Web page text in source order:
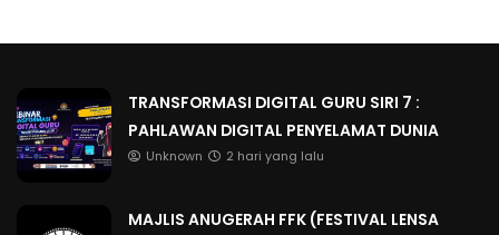
TRANSFORMASI DIGITAL GURU SIRI 7 :
PAHLAWAN DIGITAL PENYELAMAT DUNIA
Unknown 2 hari yang lalu
MAJLIS ANUGERAH FFK (FESTIVAL LENSA